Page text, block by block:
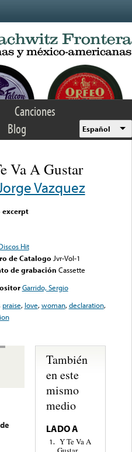
Canciones
Blog Español
Va A Gustar
Vazquez
excerpt
Hit
de Catalogo Jvr-Vol-1
de grabación Cassette
Garrido, Sergio
praise, love,woman,declaration,
También
en este
mismo
medio
LADO A
1. Y Te Va A